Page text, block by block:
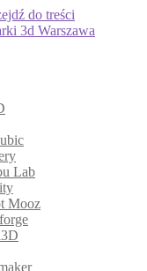
do treści
Lab
Mooz